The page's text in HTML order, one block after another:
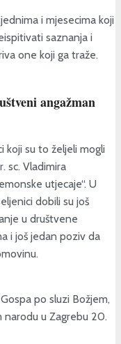
i mjesecima koji
saznanja i
one koji ga traže.
angažman
koji su to željeli mogli
sc. Vladimira
utjecaje“. U
dobili su još
u društvene
i još jedan poziv da
po sluzi Božjem,
u Zagrebu 20.